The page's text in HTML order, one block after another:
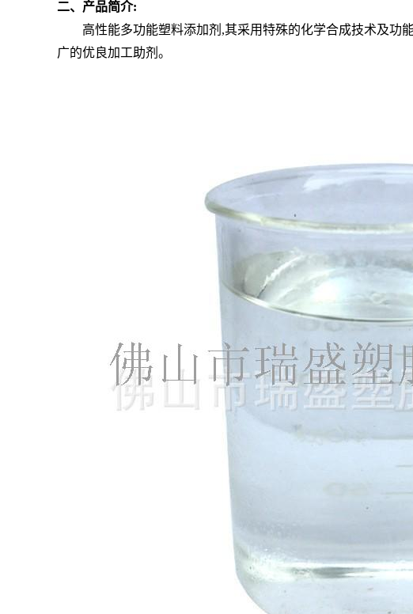
二、产品简介:
高性能多功能塑料添加剂,其采用特殊的化学合成技术及功能
广的优良加工助剂。